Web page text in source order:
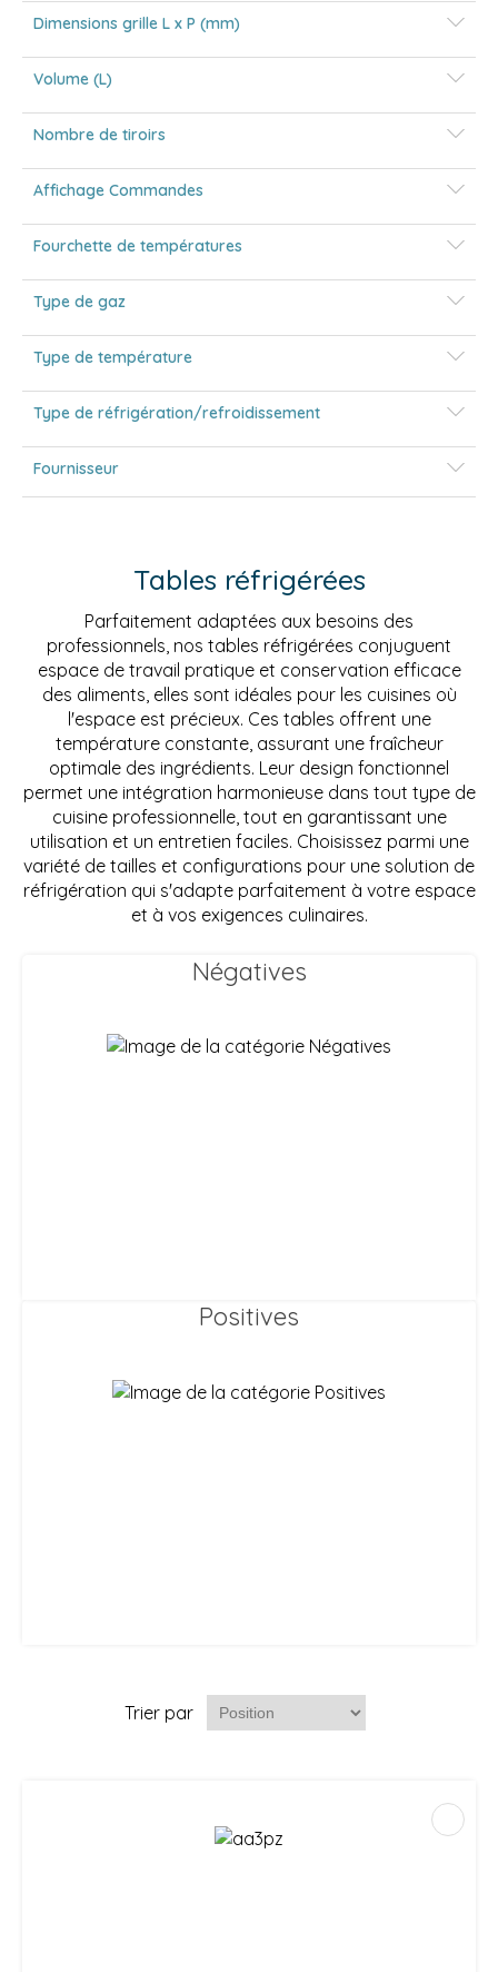
Dimensions grille L x P (mm)
Volume (L)
Nombre de tiroirs
Affichage Commandes
Fourchette de températures
Type de gaz
Type de température
Type de réfrigération/refroidissement
Fournisseur
Tables réfrigérées
Parfaitement adaptées aux besoins des
professionnels, nos tables réfrigérées conjuguent
espace de travail pratique et conservation efficace
des aliments, elles sont idéales pour les cuisines où
l'espace est précieux. Ces tables offrent une
température constante, assurant une fraîcheur
optimale des ingrédients. Leur design fonctionnel
permet une intégration harmonieuse dans tout type de
cuisine professionnelle, tout en garantissant une
utilisation et un entretien faciles. Choisissez parmi une
variété de tailles et configurations pour une solution de
réfrigération qui s'adapte parfaitement à votre espace
et à vos exigences culinaires.
Négatives
Positives
Trier par